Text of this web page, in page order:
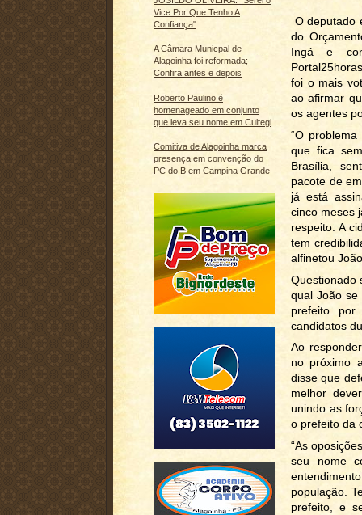
Vice Por Que Tenho A
Confiança"
A Câmara Municpal de
Alagoinha foi reformada;
Confira antes e depois
Roberto Paulino é
homenageado em conjunto
que leva seu nome em Cuitegi
Comitiva de Alagoinha marca
presença em convenção do
PC do B em Campina Grande
O deputado
do
Ingá e
foi o mais
ao afirmar
os agentes
“O
que fica
Brasília,
pacote de
já está
cinco meses
respeito. A
tem
alfinetou
Questionado
qual João se
prefeito
candidatos
Ao
no próximo
disse que
melhor
unindo as
o prefeito da
“As
seu nome
população.
prefeito, e